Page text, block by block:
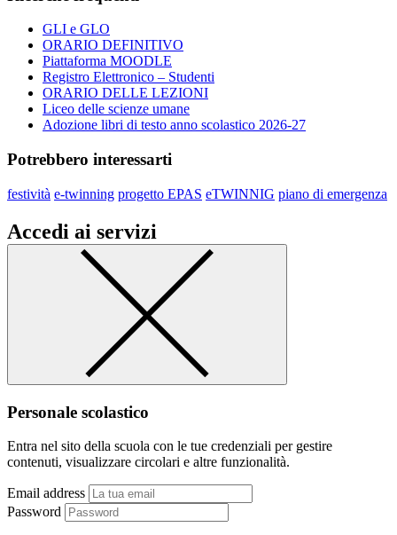
GLI e GLO
ORARIO DEFINITIVO
Piattaforma MOODLE
Registro Elettronico – Studenti
ORARIO DELLE LEZIONI
Liceo delle scienze umane
Adozione libri di testo anno scolastico 2026-27
Potrebbero interessarti
festività e-twinning progetto EPAS eTWINNIG piano di emergenza
Accedi ai servizi
Personale scolastico
Entra nel sito della scuola con le tue credenziali per gestire
contenuti, visualizzare circolari e altre funzionalità.
Email address
Password